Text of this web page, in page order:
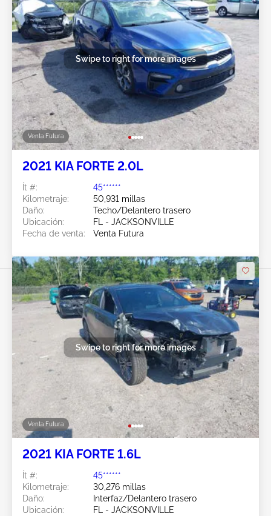
Venta Futura
Swipe to right for more images
2021 KIA FORTE 2.0L
Ít #:
45******
Kilometraje:
50,931 millas
Daño:
Techo/Delantero trasero
Ubicación:
FL - JACKSONVILLE
Fecha de venta:
Venta Futura
Venta Futura
Swipe to right for more images
2021 KIA FORTE 1.6L
Ít #:
45******
Kilometraje:
30,276 millas
Daño:
Interfaz/Delantero trasero
Ubicación:
FL - JACKSONVILLE